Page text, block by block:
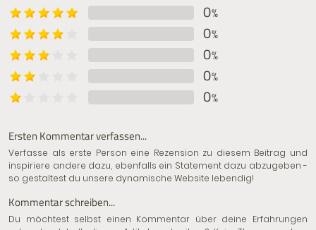
0%
0%
0%
0%
0%
Ersten Kommentar verfassen...
Verfasse als erste Person eine Rezension zu diesem Beitrag und
inspiriere andere dazu, ebenfalls ein Statement dazu abzugeben -
so gestaltest du unsere dynamische Website lebendig!
Kommentar schreiben...
Du möchtest selbst einen Kommentar über deine Erfahrungen